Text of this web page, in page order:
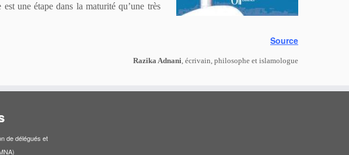
une étape dans la maturité qu’une très
Source
Razika Adnani , écrivain, philosophe et islamologue
de délégués et